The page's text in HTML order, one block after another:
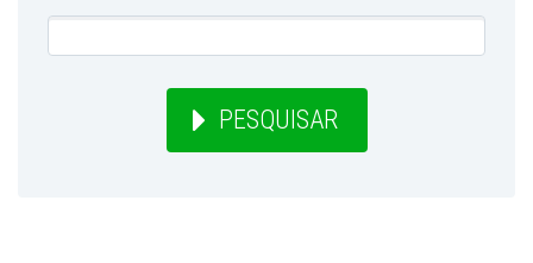
PESQUISAR